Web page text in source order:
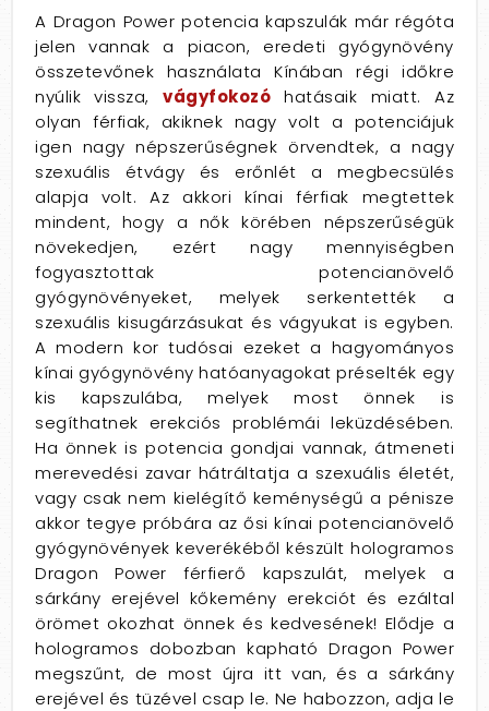
A Dragon Power potencia kapszulák már régóta
jelen vannak a piacon, eredeti gyógynövény
összetevőnek használata Kínában régi időkre
nyúlik vissza,vágyfokozó hatásaik miatt. Az
olyan férfiak, akiknek nagy volt a potenciájuk
igen nagy népszerűségnek örvendtek, a nagy
szexuális étvágy és erőnlét a megbecsülés
alapja volt. Az akkori kínai férfiak megtettek
mindent, hogy a nők körében népszerűségük
növekedjen, ezért nagy mennyiségben
fogyasztottak potencianövelő
gyógynövényeket, melyek serkentették a
szexuális kisugárzásukat és vágyukat is egyben.
A modern kor tudósai ezeket a hagyományos
kínai gyógynövény hatóanyagokat préselték egy
kis kapszulába, melyek most önnek is
segíthatnek erekciós problémái leküzdésében.
Ha önnek is potencia gondjai vannak, átmeneti
merevedési zavar hátráltatja a szexuális életét,
vagy csak nem kielégítő keménységű a pénisze
akkor tegye próbára az ősi kínai potencianövelő
gyógynövények keverékéből készült hologramos
Dragon Power férfierő kapszulát, melyek a
sárkány erejével kőkemény erekciót és ezáltal
örömet okozhat önnek és kedvesének! Elődje a
hologramos dobozban kapható Dragon Power
megszűnt, de most újra itt van, és a sárkány
erejével és tüzével csap le. Ne habozzon, adja le